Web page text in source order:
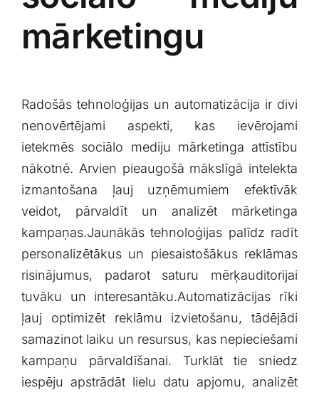
mārketingu
Radošās tehnoloģijas un automatizācija ir divi
nenovērtējami aspekti, kas ievērojami
ietekmēs sociālo‍ mediju mārketinga attīstību
nākotnē. Arvien pieaugošā mākslīgā ⁢intelekta
izmantošana ļauj uzņēmumiem efektīvāk
veidot, pārvaldīt ‍un analizēt mārketinga
kampaņas.Jaunākās tehnoloģijas palīdz radīt
personalizētākus un piesaistošākus reklāmas
risinājumus, padarot⁤ saturu mērķauditorijai
tuvāku⁣ un interesantāku.Automatizācijas⁢ rīki
ļauj optimizēt reklāmu izvietošanu, tādējādi
samazinot laiku un resursus, kas⁤ nepieciešami‍
kampaņu pārvaldīšanai. Turklāt tie sniedz
iespēju apstrādāt lielu datu apjomu, analizēt